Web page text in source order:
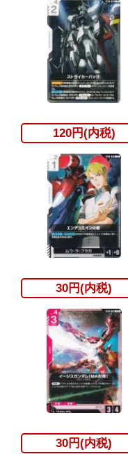
120円(内税)
30円(内税)
30円(内税)